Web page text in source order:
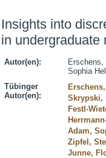
Insights into
in undergraduate
Autor(en):
Erschens,
Sophia
Tübinger
Autor(en):
Skrypski,
Festl-
Adam,
Zipfel,
Junne,